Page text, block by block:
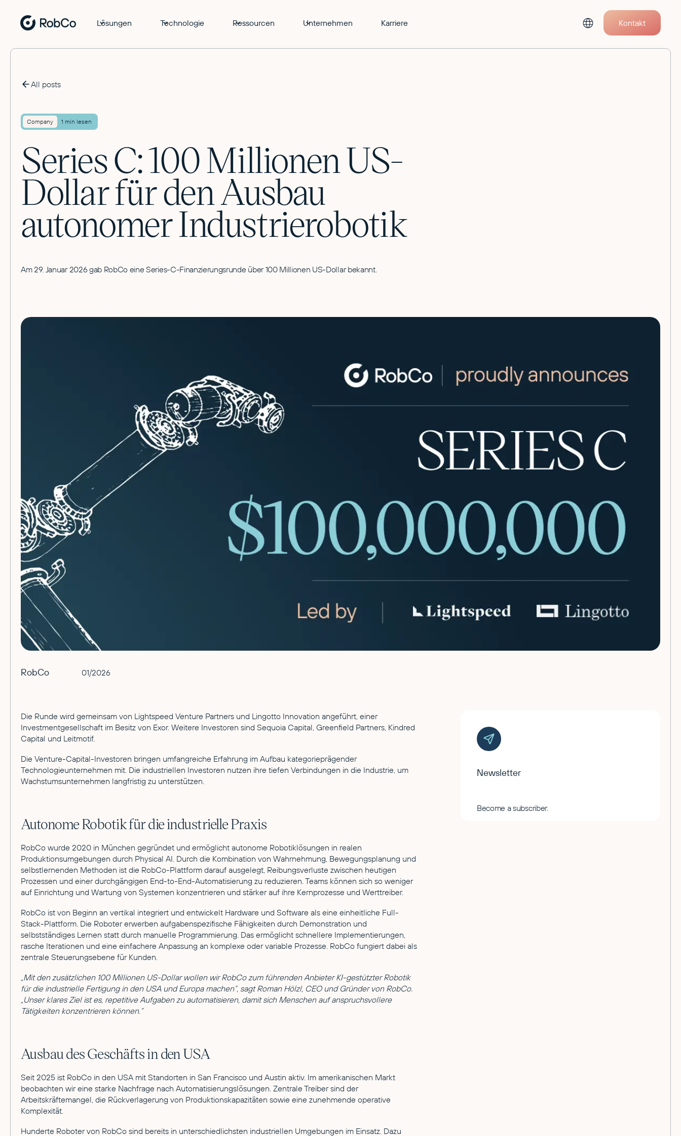
Lösungen Technologie Ressourcen Unternehmen Karriere Kontakt
All posts
Company 1 min lesen
Series C: 100 Millionen US-
Dollar für den Ausbau
autonomer Industrierobotik
Am 29. Januar 2026 gab RobCo eine Series-C-Finanzierungsrunde über 100 Millionen US-Dollar bekannt.
RobCo 01/2026
Die Runde wird gemeinsam von Lightspeed Venture Partners und Lingotto Innovation angeführt, einer
Investmentgesellschaft im Besitz von Exor. Weitere Investoren sind Sequoia Capital, Greenfield Partners, Kindred
Capital und Leitmotif.
Die Venture-Capital-Investoren bringen umfangreiche Erfahrung im Aufbau kategorieprägender
Technologieunternehmen mit. Die industriellen Investoren nutzen ihre tiefen Verbindungen in die Industrie, um
Wachstumsunternehmen langfristig zu unterstützen.
Autonome Robotik für die industrielle Praxis
RobCo wurde 2020 in München gegründet und ermöglicht autonome Robotiklösungen in realen
Produktionsumgebungen durch Physical AI. Durch die Kombination von Wahrnehmung, Bewegungsplanung und
selbstlernenden Methoden ist die RobCo-Plattform darauf ausgelegt, Reibungsverluste zwischen heutigen
Prozessen und einer durchgängigen End-to-End-Automatisierung zu reduzieren. Teams können sich so weniger
auf Einrichtung und Wartung von Systemen konzentrieren und stärker auf ihre Kernprozesse und Werttreiber.
RobCo ist von Beginn an vertikal integriert und entwickelt Hardware und Software als eine einheitliche Full-
Stack-Plattform. Die Roboter erwerben aufgabenspezifische Fähigkeiten durch Demonstration und
selbstständiges Lernen statt durch manuelle Programmierung. Das ermöglicht schnellere Implementierungen,
rasche Iterationen und eine einfachere Anpassung an komplexe oder variable Prozesse. RobCo fungiert dabei als
zentrale Steuerungsebene für Kunden.
„Mit den zusätzlichen 100 Millionen US-Dollar wollen wir RobCo zum führenden Anbieter KI-gestützter Robotik
für die industrielle Fertigung in den USA und Europa machen“, sagt Roman Hölzl, CEO und Gründer von RobCo.
„Unser klares Ziel ist es, repetitive Aufgaben zu automatisieren, damit sich Menschen auf anspruchsvollere
Tätigkeiten konzentrieren können.“
Ausbau des Geschäfts in den USA
Seit 2025 ist RobCo in den USA mit Standorten in San Francisco und Austin aktiv. Im amerikanischen Markt
beobachten wir eine starke Nachfrage nach Automatisierungslösungen. Zentrale Treiber sind der
Arbeitskräftemangel, die Rückverlagerung von Produktionskapazitäten sowie eine zunehmende operative
Komplexität.
Hunderte Roboter von RobCo sind bereits in unterschiedlichsten industriellen Umgebungen im Einsatz. Dazu
Newsletter
Become a subscriber.